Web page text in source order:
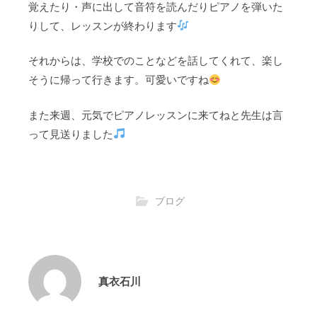
覚えたり・声に出して音符を読んだりピアノを弾いた
りして、レッスンが終わります
それからは、学校でのことなどを話してくれて、楽し
そうに帰って行きます。可愛いですね
また来週、元気でピアノレッスンに来てねと先生は言
って見送りました
ブログ
真衣石川